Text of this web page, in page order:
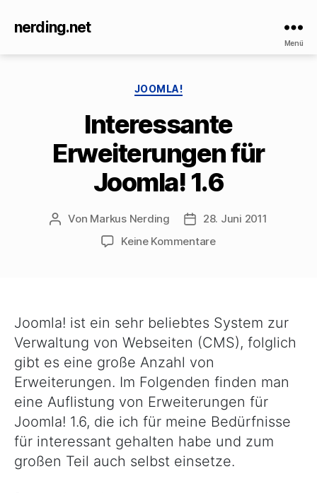
nerding.net
Menü
Kategorien
JOOMLA!
Interessante
Erweiterungen für
Joomla! 1.6
Beitragsautor
Von Markus Nerding Veröffentlichungsdatum
28. Juni 2011
Keine Kommentarezu
1.6
Joomla! ist ein sehr beliebtes System zur
Verwaltung von Webseiten (CMS), folglich
gibt es eine große Anzahl von
Erweiterungen. Im Folgenden finden man
eine Auflistung von Erweiterungen für
Joomla! 1.6, die ich für meine Bedürfnisse
für interessant gehalten habe und zum
großen Teil auch selbst einsetze.